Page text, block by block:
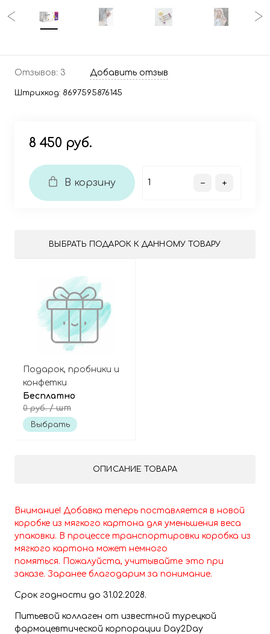
Отзывов: 3 Добавить отзыв
Штрихкод: 8697595876145
8 450 руб.
В корзину
ВЫБРАТЬ ПОДАРОК К ДАННОМУ ТОВАРУ
Подарок, пробники и
конфетки
Бесплатно
0 руб./ шт
Выбрать
ОПИСАНИЕ ТОВАРА
Внимание! Добавка теперь поставляется в новой
коробке из мягкого картона для уменьшения веса
упаковки. В процессе транспортировки коробка из
мягкого картона может немного
помяться. Пожалуйста, учитывайте это при
заказе. Заранее благодарим за понимание.
Срок годности до 31.02.2028.
Питьевой коллаген от известной турецкой
фармацевтической корпорации Day2Day